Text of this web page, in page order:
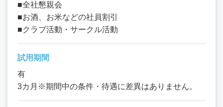
■全社懇親会
■お酒、お米などの社員割引
■クラブ活動・サークル活動
試用期間
有
3カ月※期間中の条件・待遇に差異はありません。